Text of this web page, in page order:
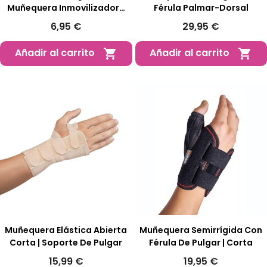
Muñequera Inmovilizadora
Pediátrica
6,95 €
Añadir al carrito

Férula Palmar-Dorsal
29,95 €
Añadir al carrito

Muñequera Elástica Abierta
Corta | Soporte De Pulgar
15,99 €
Muñequera Semirrígida Con
Férula De Pulgar | Corta
19,95 €